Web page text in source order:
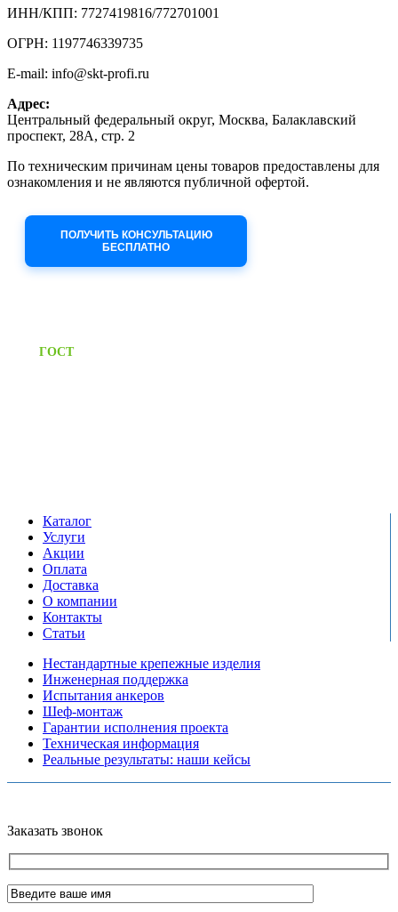
ИНН/КПП: 7727419816/772701001
ОГРН: 1197746339735
E-mail: info@skt-profi.ru
Адрес:
Центральный федеральный округ, Москва, Балаклавский
проспект, 28А, стр. 2
По техническим причинам цены товаров предоставлены для
ознакомления и не являются публичной офертой.
ПОЛУЧИТЬ КОНСУЛЬТАЦИЮ
БЕСПЛАТНО
ГОСТПредоставляем паспорт
Каталог
Услуги
Акции
Оплата
Доставка
О компании
Контакты
Статьи
Нестандартные крепежные изделия
Инженерная поддержка
Испытания анкеров
Шеф-монтаж
Гарантии исполнения проекта
Техническая информация
Реальные результаты: наши кейсы
Заказать звонок